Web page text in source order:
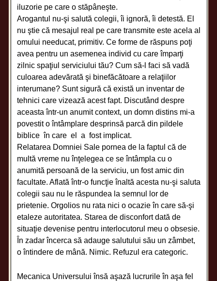
iluzorie pe care o stăpâneşte.
Arogantul nu-şi salută colegii, îi ignoră, îi detestă. El
nu ştie că mesajul real pe care transmite este acela al
omului needucat, primitiv. Ce forme de răspuns poţi
avea pentru un asemenea individ cu care împarţi
zilnic spaţiul serviciului tău? Cum să-l faci să vadă
culoarea adevărată şi binefăcătoare a relaţiilor
interumane? Sunt sigură că există un inventar de
tehnici care vizează acest fapt. Discutând despre
aceasta într-un anumit context, un domn distins mi-a
povestit o întâmplare desprinsă parcă din pildele
biblice în care el a fost implicat.
Relatarea Domniei Sale pornea de la faptul că de
multă vreme nu înţelegea ce se întâmpla cu o
anumită persoană de la serviciu, un fost amic din
facultate. Aflată într-o funcţie înaltă acesta nu-şi saluta
colegii sau nu le răspundea la semnul lor de
prietenie. Orgolios nu rata nici o ocazie în care să-şi
etaleze autoritatea. Starea de disconfort dată de
situaţie devenise pentru interlocutorul meu o obsesie.
În zadar încerca să adauge salutului său un zâmbet,
o întindere de mână. Nimic. Refuzul era categoric.
Mecanica Universului însă aşază lucrurile în aşa fel